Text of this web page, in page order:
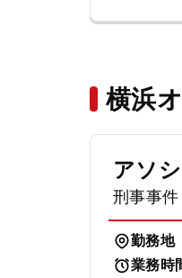
横浜
アソ
刑事事
勤務地
業務時